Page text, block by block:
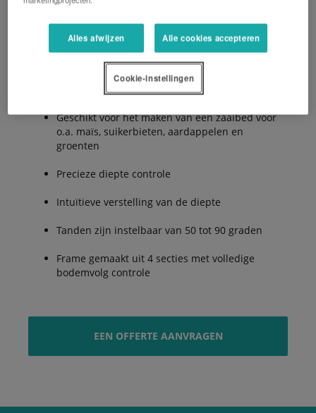
De Voordelen:
Zaaibed voorbereiding van 4.0 tot 6.0m
Geschikt voor het maken van een zaaibed voor
o.a. maïs, suikerbieten, aardappelen en
groenten
Precieze diepte controle
Intuïtieve verstelling van de diepte
Tanden zijn instelbaar van 50 tot 90 graden
Frame gemaakt uit 4 secties met volledige
bodemvolg controle
EEN OFFERTE AANVRAGEN
Alles afwijzen Alle cookies accepteren
Cookie-instellingen